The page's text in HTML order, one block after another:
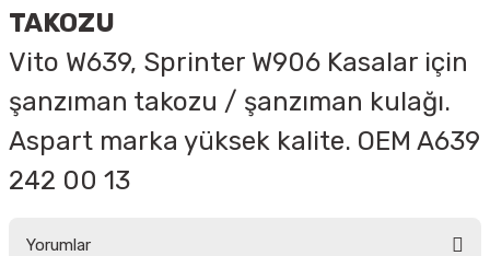
TAKOZU
Vito W639, Sprinter W906 Kasalar için
şanzıman takozu / şanzıman kulağı.
Aspart marka yüksek kalite. OEM A639
242 00 13
Yorumlar